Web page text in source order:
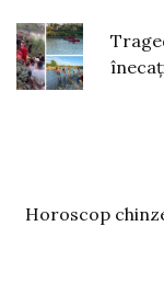
Horoscop